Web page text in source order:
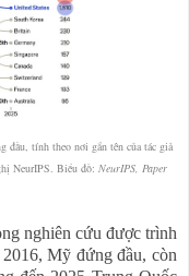
đầu, tính theo nơi gắn tên của tác giả
NeurIPS. Biểu đồ: NeurIPS, Paper
nghiên cứu được trình
Mỹ đứng đầu, còn